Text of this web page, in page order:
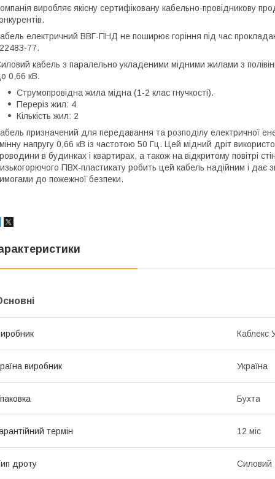
виробляє якісну сертифіковану кабельно-провідникову
електричний ВВГ-ПНД не поширює горіння під час
22483-77.
кабель з паралельно укладеними мідними жилами з
0,66 кВ.
Струмопровідна жила мідна (1-2 клас гнучкості).
Переріз жил: 4
Кількість жил: 2
призначений для передавання та розподілу електричної
напругу 0,66 кВ із частотою 50 Гц. Цей мідний дріт
в будинках і квартирах, а також на відкритому повітрі
ПВХ-пластикату робить цей кабель надійним і дає
до пожежної безпеки.
Каблекс
виробник Україна
Бухта
термін 12 міс
дроту Силовий